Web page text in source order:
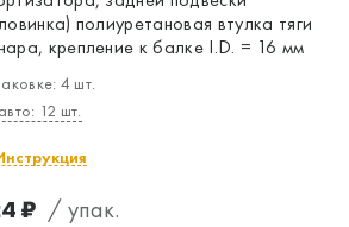
полиуретановая втулка тяги
крепление к балке I.D. = 16 мм
4 шт.
12 шт.
₽ / упак.